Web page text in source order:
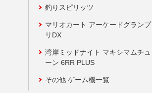
釣りスピリッツ
マリオカート アーケードグランプ
リDX
湾岸ミッドナイト マキシマムチュ
ーン 6RR PLUS
その他 ゲーム機一覧